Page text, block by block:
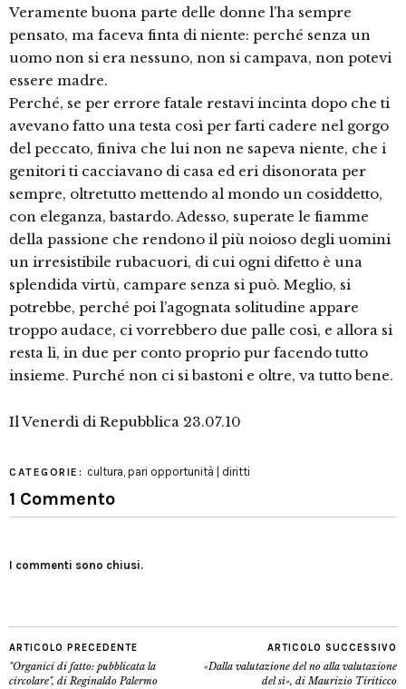
Veramente buona parte delle donne l’ha sempre
pensato, ma faceva finta di niente: perché senza un
uomo non si era nessuno, non si campava, non potevi
essere madre.
Perché, se per errore fatale restavi incinta dopo che ti
avevano fatto una testa così per farti cadere nel gorgo
del peccato, finiva che lui non ne sapeva niente, che i
genitori ti cacciavano di casa ed eri disonorata per
sempre, oltretutto mettendo al mondo un cosiddetto,
con eleganza, bastardo. Adesso, superate le fiamme
della passione che rendono il più noioso degli uomini
un irresistibile rubacuori, di cui ogni difetto è una
splendida virtù, campare senza si può. Meglio, si
potrebbe, perché poi l’agognata solitudine appare
troppo audace, ci vorrebbero due palle così, e allora si
resta lì, in due per conto proprio pur facendo tutto
insieme. Purché non ci si bastoni e oltre, va tutto bene.
Il Venerdì di Repubblica 23.07.10
CATEGORIE: cultura, pari opportunità | diritti
1 Commento
I commenti sono chiusi.
ARTICOLO PRECEDENTE
"Organici di fatto: pubblicata la
circolare", di Reginaldo Palermo
ARTICOLO SUCCESSIVO
«Dalla valutazione del no alla valutazione
del sì», di Maurizio Tiriticco